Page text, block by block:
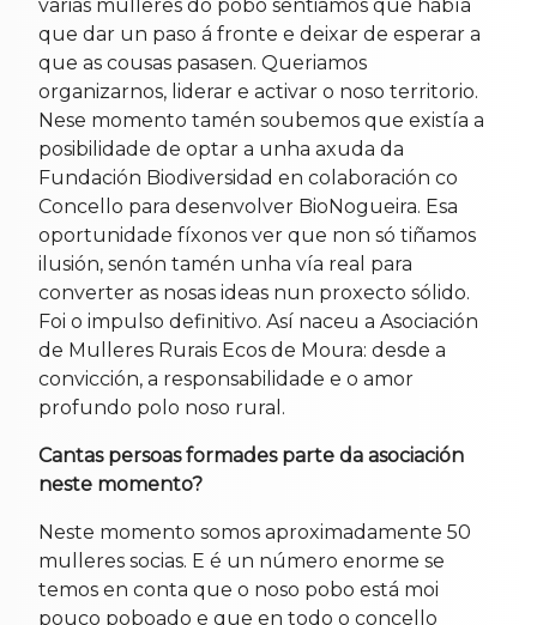
varias mulleres do pobo sentiamos que había
que dar un paso á fronte e deixar de esperar a
que as cousas pasasen. Queriamos
organizarnos, liderar e activar o noso territorio.
Nese momento tamén soubemos que existía a
posibilidade de optar a unha axuda da
Fundación Biodiversidad en colaboración co
Concello para desenvolver BioNogueira. Esa
oportunidade fíxonos ver que non só tiñamos
ilusión, senón tamén unha vía real para
converter as nosas ideas nun proxecto sólido.
Foi o impulso definitivo. Así naceu a Asociación
de Mulleres Rurais Ecos de Moura: desde a
convicción, a responsabilidade e o amor
profundo polo noso rural.
Cantas persoas formades parte da asociación
neste momento?
Neste momento somos aproximadamente 50
mulleres socias. E é un número enorme se
temos en conta que o noso pobo está moi
pouco poboado e que en todo o concello